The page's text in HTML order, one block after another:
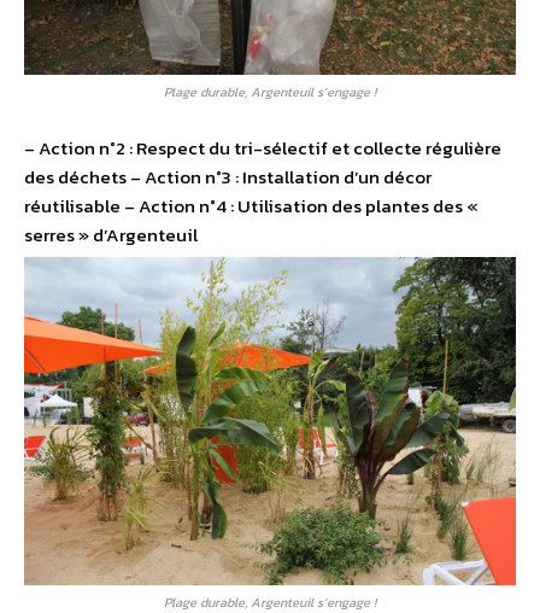
Plage durable, Argenteuil s’engage !
– Action n°2 : Respect du tri-sélectif et collecte régulière
des déchets – Action n°3 : Installation d’un décor
réutilisable – Action n°4 : Utilisation des plantes des «
serres » d’Argenteuil
Plage durable, Argenteuil s’engage !